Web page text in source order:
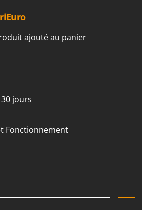
ajouté au panier
jours
Fonctionnement